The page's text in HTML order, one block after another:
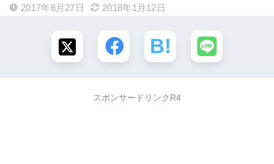
2017年6月27日 2018年1月12日
スポンサードリンクR4